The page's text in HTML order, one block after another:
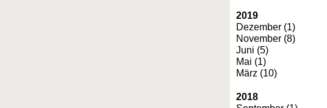
2019
Dezember (1)
November (8)
Juni (5)
Mai (1)
März (10)
2018